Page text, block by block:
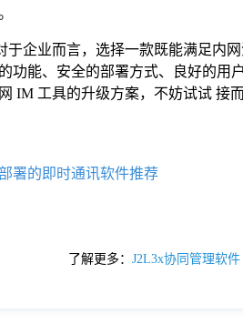
企业而言，选择一款既能满足内
功能、安全的部署方式、良好的用
IM 工具的升级方案，不妨试试 接
署的即时通讯软件推荐
了解更多： J2L3x协同管理软件